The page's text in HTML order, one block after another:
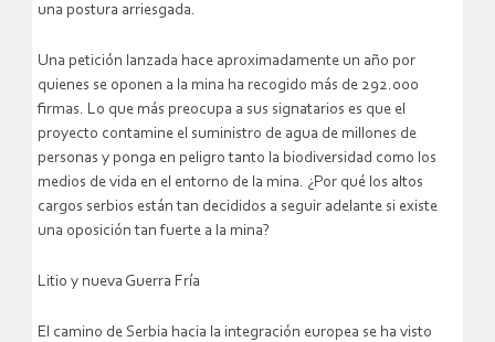
una postura arriesgada.
Una petición lanzada hace aproximadamente un año por
quienes se oponen a la mina ha recogido más de 292.000
firmas. Lo que más preocupa a sus signatarios es que el
proyecto contamine el suministro de agua de millones de
personas y ponga en peligro tanto la biodiversidad como los
medios de vida en el entorno de la mina. ¿Por qué los altos
cargos serbios están tan decididos a seguir adelante si existe
una oposición tan fuerte a la mina?
Litio y nueva Guerra Fría
El camino de Serbia hacia la integración europea se ha visto